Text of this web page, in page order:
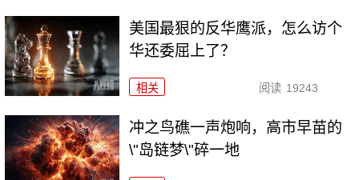
美国最狠的反华鹰派，怎么访个
华还委屈上了？
相关 阅读 19243
冲之鸟礁一声炮响，高市早苗的
\"岛链梦\"碎一地